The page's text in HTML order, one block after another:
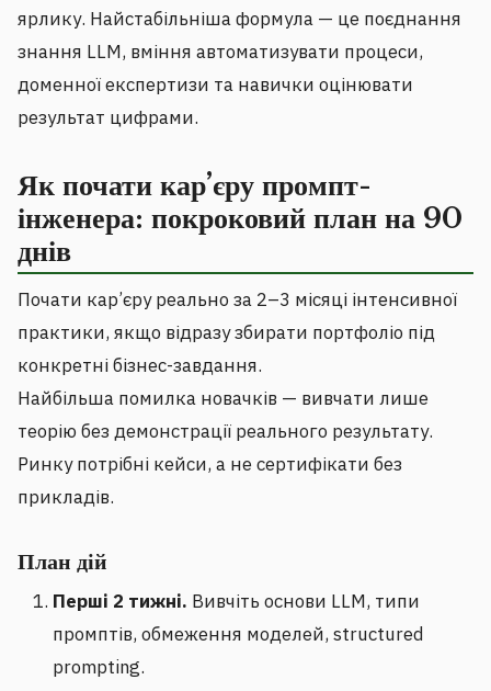
ярлику. Найстабільніша формула — це поєднання
знання LLM, вміння автоматизувати процеси,
доменної експертизи та навички оцінювати
результат цифрами.
Як почати кар’єру промпт-
інженера: покроковий план на 90
днів
Почати кар’єру реально за 2–3 місяці інтенсивної
практики, якщо відразу збирати портфоліо під
конкретні бізнес-завдання.
Найбільша помилка новачків — вивчати лише
теорію без демонстрації реального результату.
Ринку потрібні кейси, а не сертифікати без
прикладів.
План дій
Перші 2 тижні. Вивчіть основи LLM, типи
промптів, обмеження моделей, structured
prompting.